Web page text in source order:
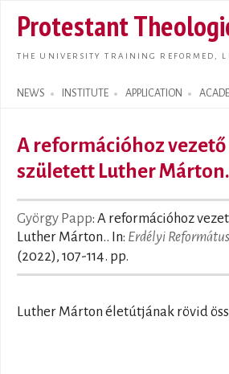
Protestant
THE UNIVERSITY TRAINING REFORMED,
NEWS INSTITUTE APPLICATION
Search form
A reformációhoz vezető
született Luther Márton.
György Papp: A reformációhoz
Luther Márton.. In: Erdélyi
(2022), 107-114. pp.
Luther Márton életútjának rövid